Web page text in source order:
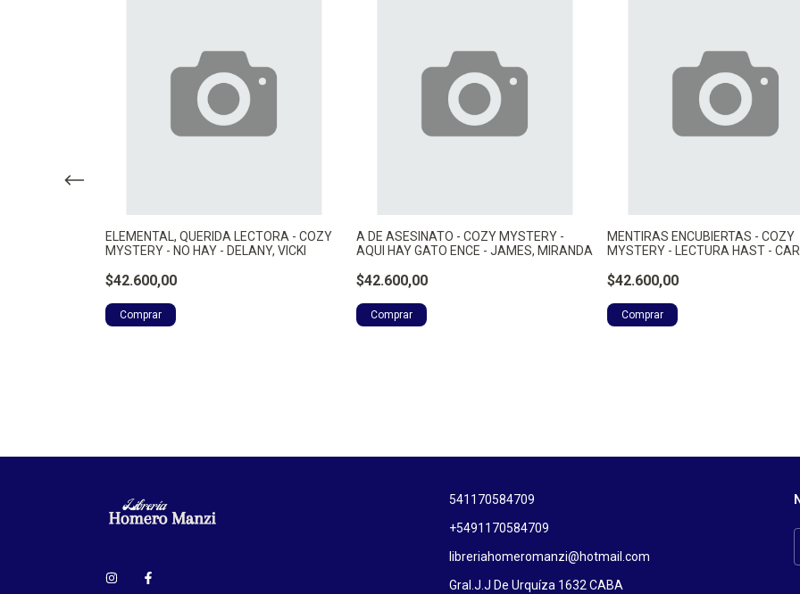
ELEMENTAL, QUERIDA LECTORA - COZY
MYSTERY - NO HAY - DELANY, VICKI
$42.600,00
A DE ASESINATO - COZY MYSTERY -
AQUI HAY GATO ENCE - JAMES, MIRANDA
$42.600,00
MENTIRAS ENCUBIERTAS - COZY
MYSTERY - LECTURA HAST -
$42.600,00
541170584709
+5491170584709
libreriahomeromanzi@hotmail.com
Gral.J.J De Urquíza 1632 CABA